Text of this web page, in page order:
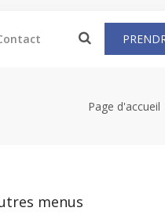
Page d'accueil
menus